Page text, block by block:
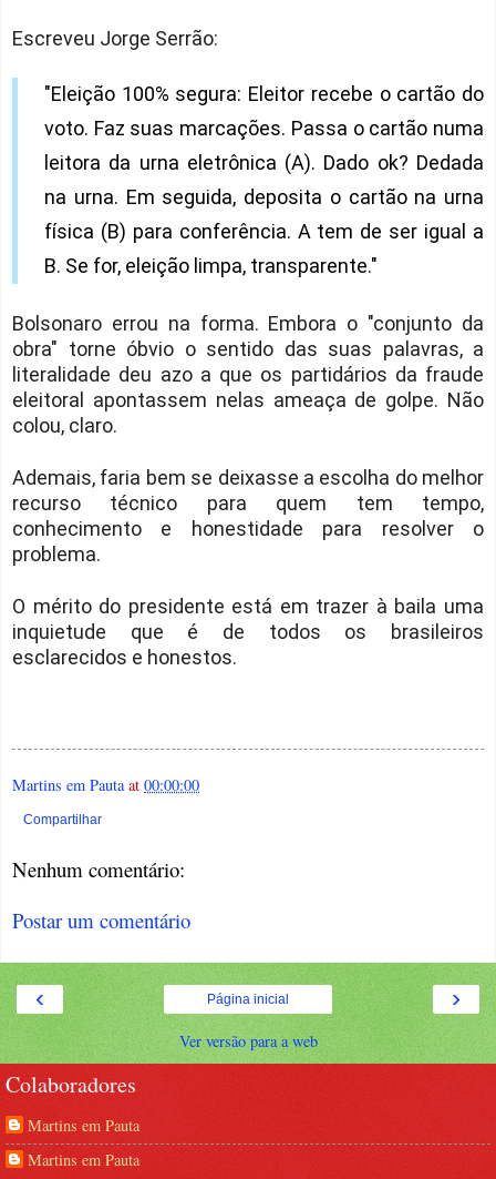
Escreveu Jorge Serrão:
"Eleição 100% segura: Eleitor recebe o cartão do
voto. Faz suas marcações. Passa o cartão numa
leitora da urna eletrônica (A). Dado ok? Dedada
na urna. Em seguida, deposita o cartão na urna
física (B) para conferência. A tem de ser igual a
B. Se for, eleição limpa, transparente."
Bolsonaro errou na forma. Embora o "conjunto da
obra" torne óbvio o sentido das suas palavras, a
literalidade deu azo a que os partidários da fraude
eleitoral apontassem nelas ameaça de golpe. Não
colou, claro.
Ademais, faria bem se deixasse a escolha do melhor
recurso técnico para quem tem tempo,
conhecimento e honestidade para resolver o
problema.
O mérito do presidente está em trazer à baila uma
inquietude que é de todos os brasileiros
esclarecidos e honestos.
Martins em Pauta at 00:00:00
Compartilhar
Nenhum comentário:
Postar um comentário
‹ ›
Página inicial
Ver versão para a web
Colaboradores
Martins em Pauta
Martins em Pauta